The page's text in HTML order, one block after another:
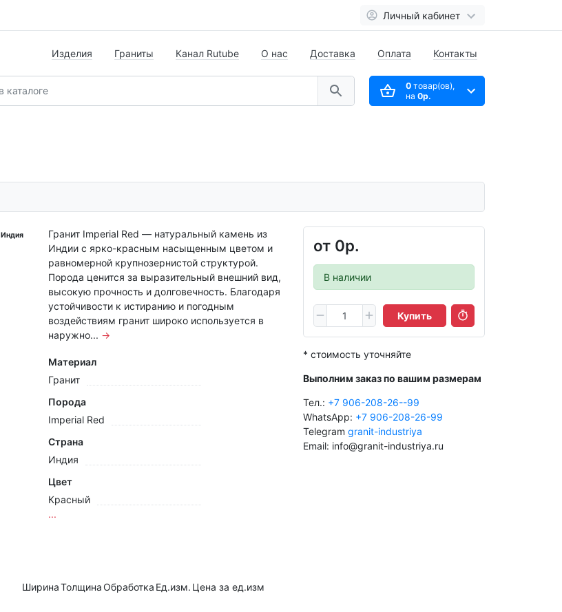
Личный кабинет
Изделия Граниты Канал Rutube О нас Доставка Оплата Контакты
0товар(ов),
на 0р.
Индия
от 0р.
В наличии
Купить
* стоимость уточняйте
Выполним заказ по вашим размерам
Тел.: +7 906-208-26--99
WhatsApp: +7 906-208-26-99
Telegram granit-industriya
Email: info@granit-industriya.ru
Гранит Imperial Red — натуральный камень из
Индии с ярко-красным насыщенным цветом и
равномерной крупнозернистой структурой.
Порода ценится за выразительный внешний вид,
высокую прочность и долговечность. Благодаря
устойчивости к истиранию и погодным
воздействиям гранит широко используется в
наружно... →
Материал
Гранит
Порода
Imperial Red
Страна
Индия
Цвет
Красный
...
ШиринаТолщинаОбработка Ед.изм. Цена за ед.изм